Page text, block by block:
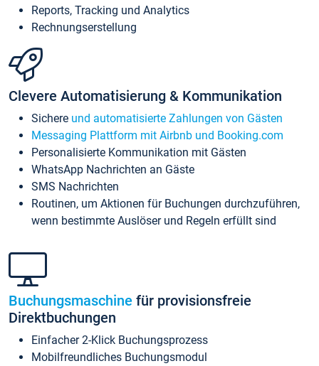
Reports, Tracking und Analytics
Rechnungserstellung
Clevere Automatisierung & Kommunikation
Sichere und automatisierte Zahlungen von Gästen
Messaging Plattform mit Airbnb und Booking.com
Personalisierte Kommunikation mit Gästen
WhatsApp Nachrichten an Gäste
SMS Nachrichten
Routinen, um Aktionen für Buchungen durchzuführen,
wenn bestimmte Auslöser und Regeln erfüllt sind
Buchungsmaschine für provisionsfreie
Direktbuchungen
Einfacher 2-Klick Buchungsprozess
Mobilfreundliches Buchungsmodul